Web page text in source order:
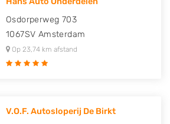
Osdorperweg 703
1067SV Amsterdam
Op 23,74 km afstand
V.O.F. Autosloperij De Birkt